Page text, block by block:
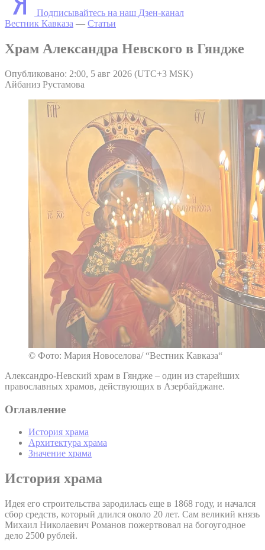
Подписывайтесь на наш Дзен-канал
Вестник Кавказа — Статьи
Храм Александра Невского в Гяндже
Опубликовано: 2:00, 5 авг 2026 (UTC+3 MSK)
Айбаниз Рустамова
© Фото: Мария Новоселова/ “Вестник Кавказа“
Александро-Невский храм в Гяндже – один из старейших
православных храмов, действующих в Азербайджане.
Оглавление
История храма
Архитектура храма
Значение храма
История храма
Идея его строительства зародилась еще в 1868 году, и начался
сбор средств, который длился около 20 лет. Сам великий князь
Михаил Николаевич Романов пожертвовал на богоугодное
дело 2500 рублей.